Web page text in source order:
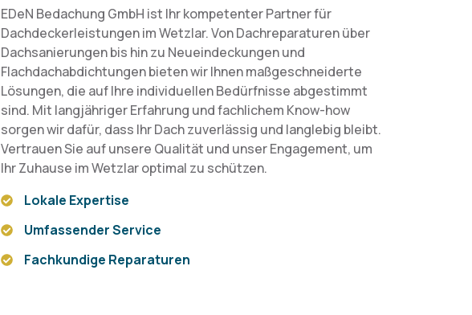
EDeN Bedachung GmbH ist Ihr kompetenter Partner für
Dachdeckerleistungen im Wetzlar. Von Dachreparaturen über
Dachsanierungen bis hin zu Neueindeckungen und
Flachdachabdichtungen bieten wir Ihnen maßgeschneiderte
Lösungen, die auf Ihre individuellen Bedürfnisse abgestimmt
sind. Mit langjähriger Erfahrung und fachlichem Know-how
sorgen wir dafür, dass Ihr Dach zuverlässig und langlebig bleibt.
Vertrauen Sie auf unsere Qualität und unser Engagement, um
Ihr Zuhause im Wetzlar optimal zu schützen.
Lokale Expertise
Umfassender Service
Fachkundige Reparaturen